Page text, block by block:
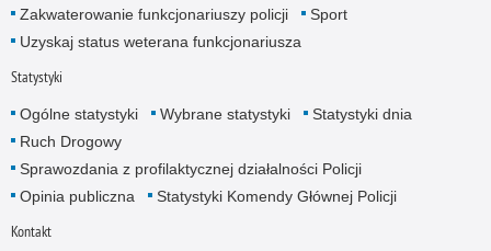
Zakwaterowanie funkcjonariuszy policji
Sport
Uzyskaj status weterana funkcjonariusza
Statystyki
Ogólne statystyki Wybrane statystyki
Statystyki dnia
Ruch Drogowy
Sprawozdania z profilaktycznej działalności Policji
Opinia publiczna
Statystyki Komendy Głównej Policji
Kontakt